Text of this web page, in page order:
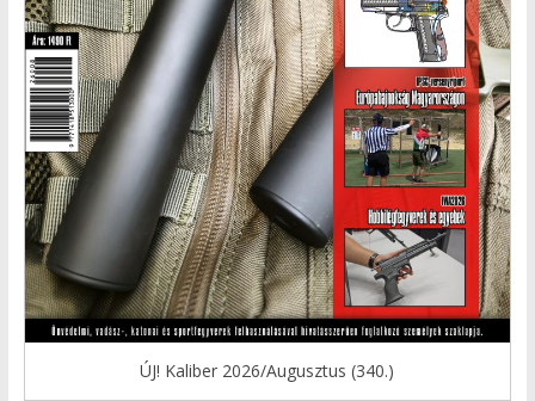
ÚJ! Kaliber 2026/Augusztus (340.)